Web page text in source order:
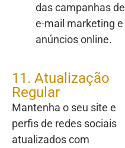
das campanhas de
e-mail marketing e
anúncios online.
11. Atualização
Regular
Mantenha o seu site e
perfis de redes sociais
atualizados com